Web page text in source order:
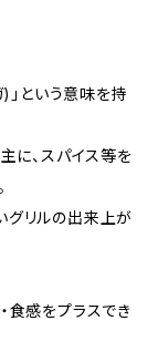
」という意味を持
に、スパイス等を
グリルの出来上が
食感をプラスでき